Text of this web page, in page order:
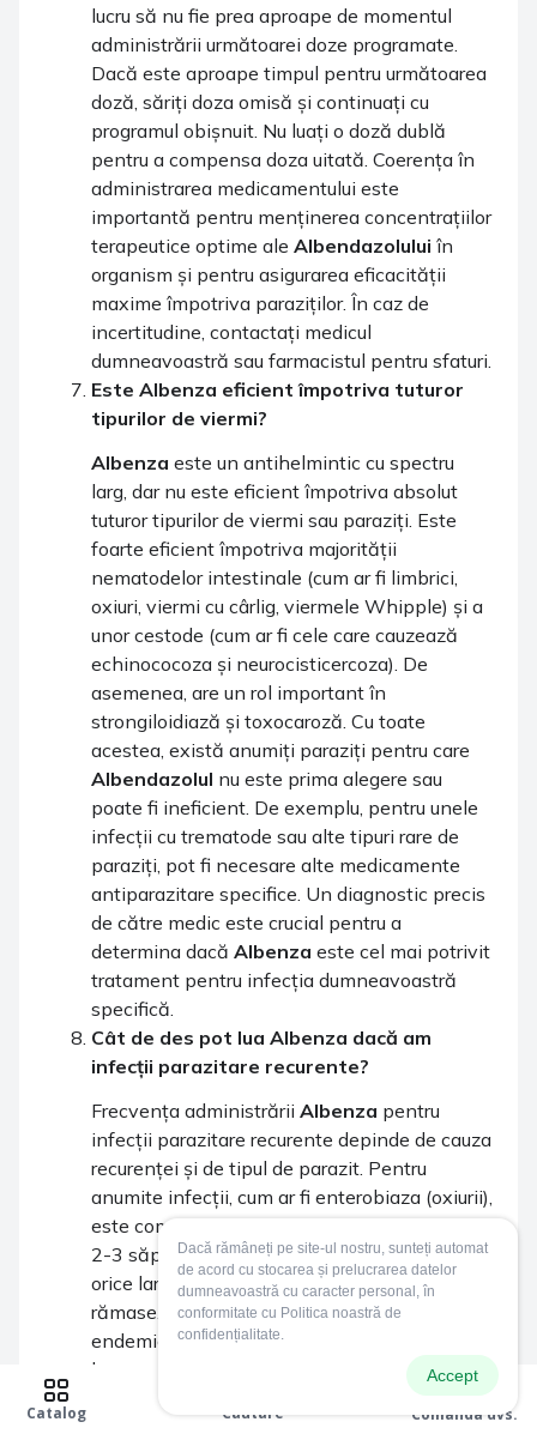
Catalog Cautare
0
Comanda dvs.
lucru să nu fie prea aproape de momentul
administrării următoarei doze programate.
Dacă este aproape timpul pentru următoarea
doză, săriți doza omisă și continuați cu
programul obișnuit. Nu luați o doză dublă
pentru a compensa doza uitată. Coerența în
administrarea medicamentului este
importantă pentru menținerea concentrațiilor
terapeutice optime ale Albendazolului în
organism și pentru asigurarea eficacității
maxime împotriva paraziților. În caz de
incertitudine, contactați medicul
dumneavoastră sau farmacistul pentru sfaturi.
Este Albenza eficient împotriva tuturor
tipurilor de viermi?
Albenza este un antihelmintic cu spectru
larg, dar nu este eficient împotriva absolut
tuturor tipurilor de viermi sau paraziți. Este
foarte eficient împotriva majorității
nematodelor intestinale (cum ar fi limbrici,
oxiuri, viermi cu cârlig, viermele Whipple) și a
unor cestode (cum ar fi cele care cauzează
echinococoza și neurocisticercoza). De
asemenea, are un rol important în
strongiloidiază și toxocaroză. Cu toate
acestea, există anumiți paraziți pentru care
Albendazolul nu este prima alegere sau
poate fi ineficient. De exemplu, pentru unele
infecții cu trematode sau alte tipuri rare de
paraziți, pot fi necesare alte medicamente
antiparazitare specifice. Un diagnostic precis
de către medic este crucial pentru a
determina dacă Albenza este cel mai potrivit
tratament pentru infecția dumneavoastră
specifică.
Cât de des pot lua Albenza dacă am
infecții parazitare recurente?
Frecvența administrării Albenza pentru
infecții parazitare recurente depinde de cauza
recurenței și de tipul de parazit. Pentru
anumite infecții, cum ar fi enterobiaza (oxiurii),
este comun să se recomande o a doua doză la
2-3 săptămâni după prima, pentru a trata
orice larve care ar fi putut ecloza din ouă
rămase. În cazul unor infecții cronice sau
endemice, mai ales în anumite regiuni din
lume, programele de deparazitare periodică cu
pot fi implementate. Cu toate
acestea, automedicația repetată nu este
Dacă rămâneți pe site-ul nostru, sunteți automat
de acord cu stocarea și prelucrarea datelor
dumneavoastră cu caracter personal, în
conformitate cu Politica noastră de
confidențialitate.
Accept